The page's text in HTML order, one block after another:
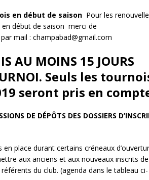
en début de saison Pour les
début de saison merci de
par mail : champabad@gmail.com
AU MOINS 15 JOURS
Seuls les
seront pris en
DE DÉPÔTS DES DOSSIERS
place durant certains créneaux
aux anciens et aux nouveaux inscrits de
du club. (agenda dans le tableau ci-